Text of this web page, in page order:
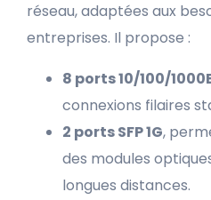
réseau, adaptées aux
entreprises. Il propose :
8 ports 10/100/
connexions filaires
2 ports SFP 1G,
des modules
longues distances.